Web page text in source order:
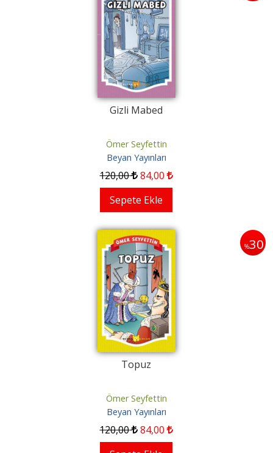
Gizli Mabed
Ömer Seyfettin
Beyan Yayınları
120,00 84,00
Sepete Ekle
%30
Topuz
Ömer Seyfettin
Beyan Yayınları
120,00 84,00